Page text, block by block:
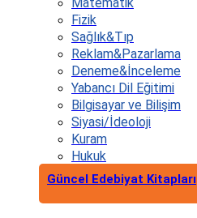
Fizik
Sağlık&Tıp
Reklam&Pazarlama
Deneme&İnceleme
Yabancı Dil Eğitimi
Bilgisayar ve Bilişim
Siyasi/İdeoloji
Kuram
Hukuk
Güncel Edebiyat Kitapları